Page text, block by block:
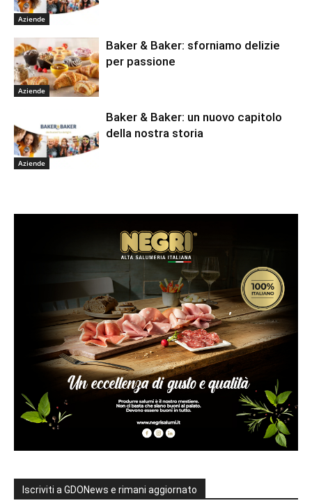
Aziende
Aziende
Baker & Baker: sforniamo delizie
per passione
Aziende
Baker & Baker: un nuovo capitolo
della nostra storia
Iscriviti a GDONews e rimani aggiornato